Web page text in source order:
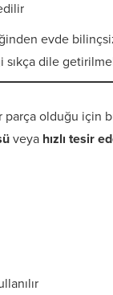
evde
sıkça dile
olduğu için
veya hızlı tesir